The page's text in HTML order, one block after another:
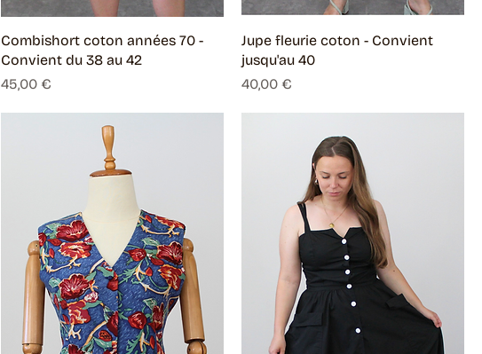
Combishort coton années 70 -
Convient du 38 au 42
Prix
45,00 €
Jupe fleurie coton - Convient
jusqu'au 40
Prix
40,00 €